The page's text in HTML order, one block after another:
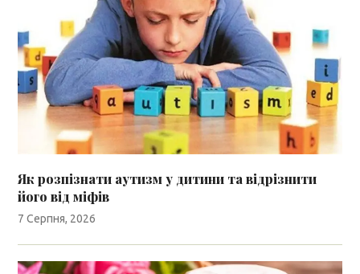
Як розпізнати аутизм у дитини та відрізнити
його від міфів
7 Серпня, 2026